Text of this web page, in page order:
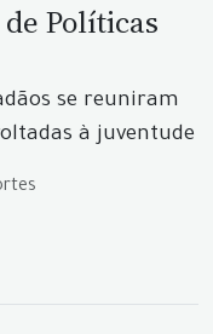
Políticas
se reuniram
à juventude